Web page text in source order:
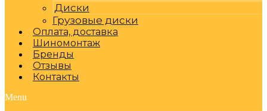
Диски
Грузовые диски
Оплата, доставка
Шиномонтаж
Бренды
Отзывы
Контакты
Menu